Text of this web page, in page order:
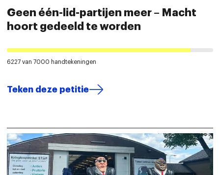
Geen één-lid-partijen meer – Macht
hoort gedeeld te worden
6227 van 7000 handtekeningen
Teken deze petitie